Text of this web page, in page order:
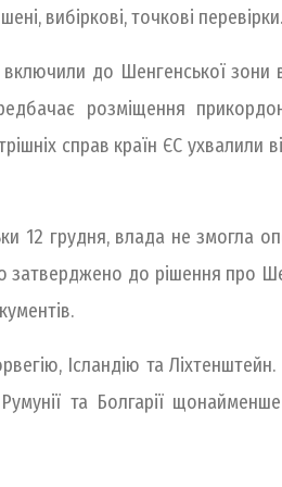
вибіркові, точкові перевірки.
до Шенгенської зони
розміщення
справ країн ЄС ухвалили
12 грудня, влада не змогла
затверджено до рішення про
Ісландію та
та Болгарії